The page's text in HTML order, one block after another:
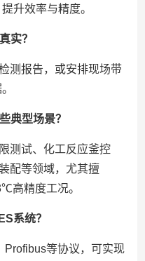
升效率与精度。
实？
测报告，或安排现场带
典型场景？
测试、化工反应釜控
配等领域，尤其擅
高精度工况。
系统？
Profibus等协议，可实现